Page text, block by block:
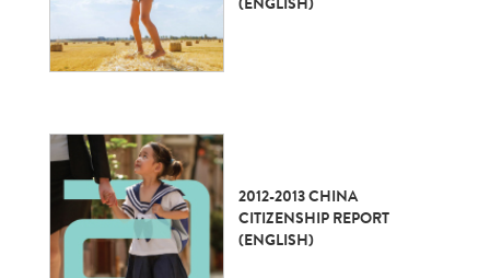
2012-2013 CHINA
CITIZENSHIP REPORT
(ENGLISH)